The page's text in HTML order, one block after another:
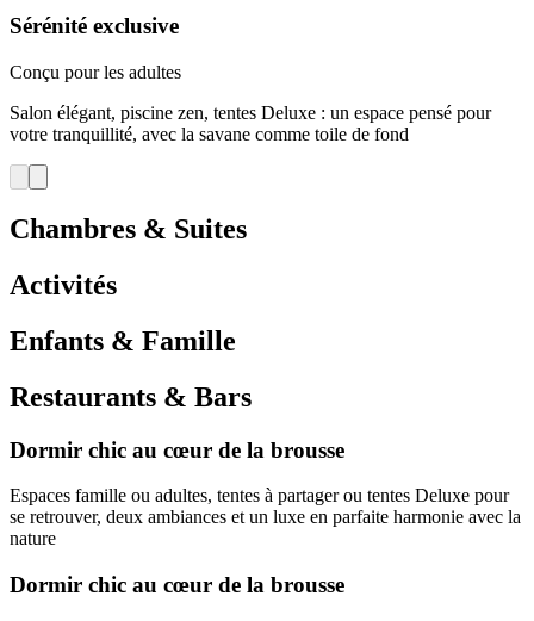
Sérénité exclusive
Conçu pour les adultes
Salon élégant, piscine zen, tentes Deluxe : un espace pensé pour
votre tranquillité, avec la savane comme toile de fond
Chambres & Suites
Activités
Enfants & Famille
Restaurants & Bars
Dormir chic au cœur de la brousse
Espaces famille ou adultes, tentes à partager ou tentes Deluxe pour
se retrouver, deux ambiances et un luxe en parfaite harmonie avec la
nature
Dormir chic au cœur de la brousse